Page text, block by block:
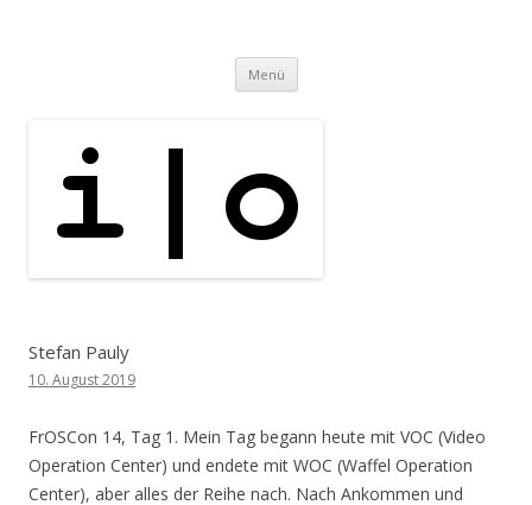
Menü Zum
springen
Stefan Pauly
10. August 2019
FrOSCon 14, Tag 1. Mein Tag begann heute mit VOC (Video
Operation Center) und endete mit WOC (Waffel Operation
Center), aber alles der Reihe nach. Nach Ankommen und